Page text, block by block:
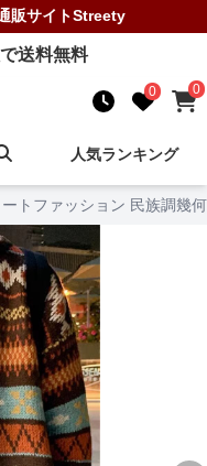
販サイトStreety
送料無料
0 0
人気ランキング
ートファッション 民族調幾